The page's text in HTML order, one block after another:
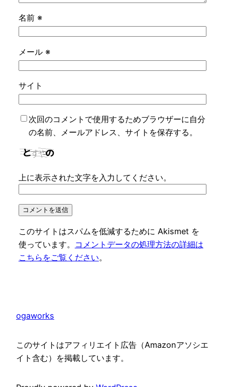
名前 ※
メール ※
サイト
次回のコメントで使用するためブラウザーに自分
の名前、メールアドレス、サイトを保存する。
上に表示された文字を入力してください。
このサイトはスパムを低減するために Akismet を
使っています。
コメントデータの処理方法の詳細は
こちらをご覧ください。
ogaworks
このサイトはアフィリエイト広告（Amazonアソシエ
イト含む）を掲載しています。